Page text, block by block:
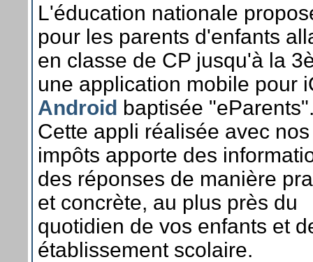
L'éducation nationale
pour les parents d'enfants
en classe de CP jusqu'à la
une application mobile pour
Android baptisée
Cette appli réalisée avec nos
impôts apporte des
des réponses de manière
et concrète, au plus près du
quotidien de vos enfants et
établissement scolaire.